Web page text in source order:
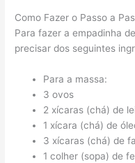
Como Fazer o Passo a
Para fazer a empadinha
precisar dos seguintes
Para a massa:
3 ovos
2 xícaras (chá) de
1 xícara (chá) de
3 xícaras (chá) de
1 colher (sopa) de